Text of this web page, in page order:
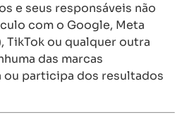
e seus responsáveis não
com o Google, Meta
TikTok ou qualquer outra
das marcas
ou participa dos resultados